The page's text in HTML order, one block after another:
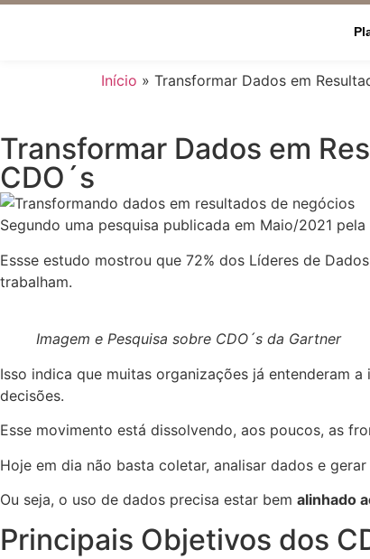
Início » Transformar Dados em
Transformar Dados em
CDO´s
Segundo uma pesquisa publicada em Maio/2021
Essse estudo mostrou que 72% dos Líderes de
trabalham.
Imagem e Pesquisa sobre CDO´s da Gartner
Isso indica que muitas organizações já entenderam
decisões.
Esse movimento está dissolvendo, aos poucos, as
Hoje em dia não basta coletar, analisar dados e
Ou seja, o uso de dados precisa estar bem alinhado
Principais Objetivos dos